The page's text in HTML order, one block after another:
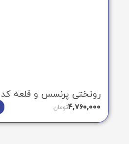
روتختی پرنسس و قلعه کد B314
4,760,000تومان